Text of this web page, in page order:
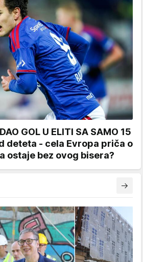
GOL U ELITI SA SAMO 15
deteta - cela Evropa priča o
ostaje bez ovog bisera?